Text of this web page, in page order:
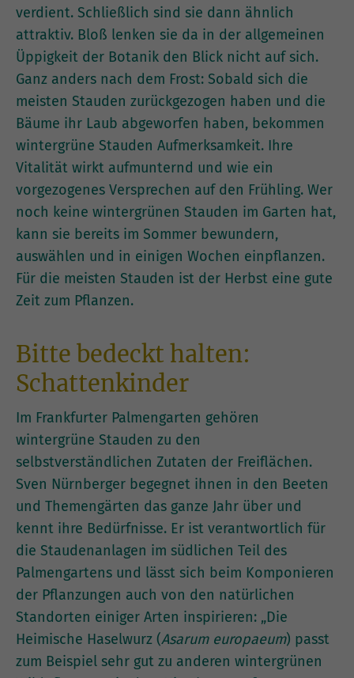
verdient. Schließlich sind sie dann ähnlich
attraktiv. Bloß lenken sie da in der allgemeinen
Üppigkeit der Botanik den Blick nicht auf sich.
Ganz anders nach dem Frost: Sobald sich die
meisten Stauden zurückgezogen haben und die
Bäume ihr Laub abgeworfen haben, bekommen
wintergrüne Stauden Aufmerksamkeit. Ihre
Vitalität wirkt aufmunternd und wie ein
vorgezogenes Versprechen auf den Frühling. Wer
noch keine wintergrünen Stauden im Garten hat,
kann sie bereits im Sommer bewundern,
auswählen und in einigen Wochen einpflanzen.
Für die meisten Stauden ist der Herbst eine gute
Zeit zum Pflanzen.
Bitte bedeckt halten:
Schattenkinder
Im Frankfurter Palmengarten gehören
wintergrüne Stauden zu den
selbstverständlichen Zutaten der Freiflächen.
Sven Nürnberger begegnet ihnen in den Beeten
und Themengärten das ganze Jahr über und
kennt ihre Bedürfnisse. Er ist verantwortlich für
die Staudenanlagen im südlichen Teil des
Palmengartens und lässt sich beim Komponieren
der Pflanzungen auch von den natürlichen
Standorten einiger Arten inspirieren: „Die
Heimische Haselwurz (Asarum europaeum) passt
zum Beispiel sehr gut zu anderen wintergrünen